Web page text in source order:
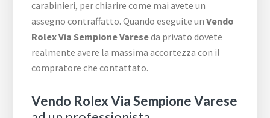
carabinieri, per chiarire come mai avete un
assegno contraffatto. Quando eseguite unVendo
Rolex Via Sempione Vareseda privato dovete
realmente avere la massima accortezza con il
compratore che contattato.
Vendo Rolex Via Sempione Varese